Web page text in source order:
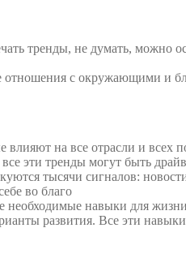
тренды, не думать, можно
отношения с окружающими и
на все отрасли и
эти тренды могут быть
тысячи сигналов:
во благо
навыки для
развития. Все эти